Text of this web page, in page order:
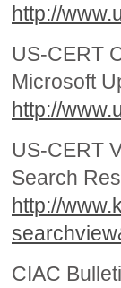
http://
US-CERT
Microsoft
http://
US-CERT
Search
http://
CIAC